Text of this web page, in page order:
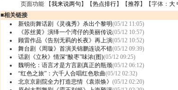
页面功能 【我来说两句 】【热点排行】【推荐】【字体： 大
■相关链接
新锐街舞话剧《灵魂秀》杀出个黎明(05/12 11:05)
《苏丝黄》演绎一个湾仔的美丽传说(05/12 10:57)
顾雷作品《告别无羁的长夜》再上演(05/12 10:52)
舞台剧《周璇》首演关锦鹏连说不错(05/12 09:39)
话剧《立秋》情深“酸枣”味浓(图)(05/12 09:25)
魏明伦：语言才是方言剧真正的瓶颈(05/12 06:12)
“红色之旅”：六千人合唱红色歌曲(05/12 02:32)
北京京剧院全力打造悲情《袁崇焕》 (05/12 02:20)